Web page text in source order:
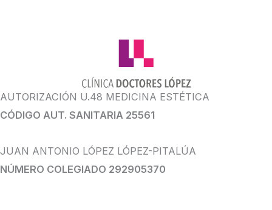
AUTORIZACIÓN U.48 MEDICINA ESTÉTICA
CÓDIGO AUT. SANITARIA 25561
JUAN ANTONIO LÓPEZ LÓPEZ-PITALÚA
NÚMERO COLEGIADO 292905370